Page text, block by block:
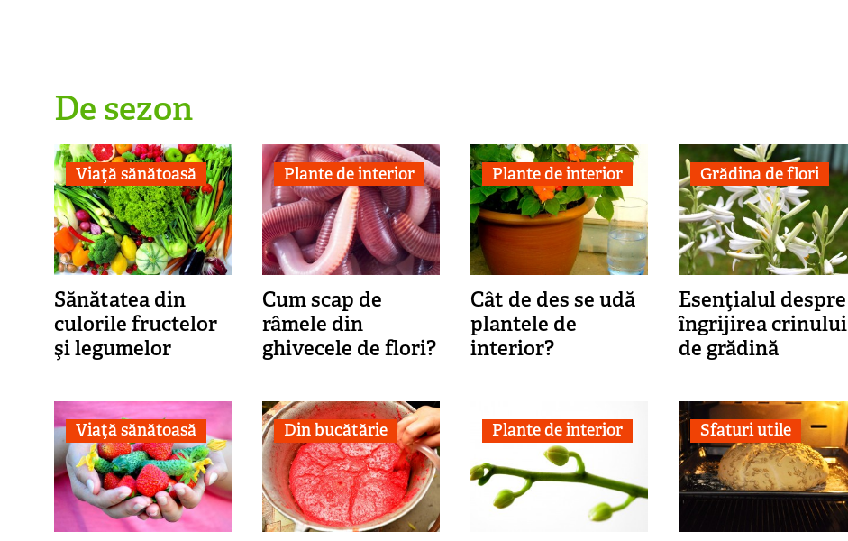
De sezon
Viaţă sănătoasă
Sănătatea din
culorile fructelor
şi legumelor
Plante de interior
Cum scap de
râmele din
ghivecele de flori?
Plante de interior
Cât de des se udă
plantele de
interior?
Grădina de flori
Esenţialul despre
îngrijirea crinului
de grădină
Viaţă sănătoasă Din bucătărie Plante de interior Sfaturi utile